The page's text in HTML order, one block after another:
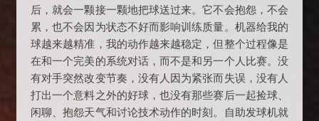
后，就会一颗接一颗地把球送过来。它不会抱怨，不会
累，也不会因为状态不好而影响训练质量。机器给我的
球越来越精准，我的动作越来越稳定，但整个过程像是
在和一个完美的系统对话，而不是和另一个人比赛。没
有对手突然改变节奏，没有人因为紧张而失误，没有人
打出一个意料之外的好球，也没有那些赛后一起捡球、
闲聊、抱怨天气和讨论技术动作的时刻。自助发球机就